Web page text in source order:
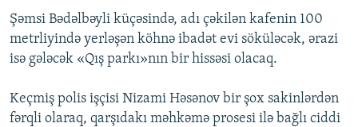
Şəmsi Bədəlbəyli küçəsində, adı çəkilən kafenin 100
metrliyində yerləşən köhnə ibadət evi söküləcək, ərazi
isə gələcək «Qış parkı»nın bir hissəsi olacaq.
Keçmiş polis işçisi Nizami Həsənov bir şox sakinlərdən
fərqli olaraq, qarşıdakı məhkəmə prosesi ilə bağlı ciddi